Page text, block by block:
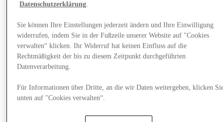
Datenschutzerklärung.
Sie können Ihre Einstellungen jederzeit ändern und Ihre Einwilligung
widerrufen, indem Sie in der Fußzeile unserer Website auf "Cookies
verwalten“ klicken. Ihr Widerruf hat keinen Einfluss auf die
Rechtmäßigkeit der bis zu diesem Zeitpunkt durchgeführten
Datenverarbeitung.
Für Informationen über Dritte, an die wir Daten weitergeben, klicken
unten auf "Cookies verwalten“.